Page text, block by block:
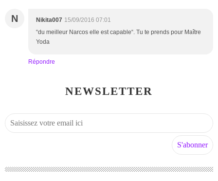
N Nikita007 15/09/2016 07:01
“du meilleur Narcos elle est capable“. Tu te prends pour Maître
Yoda
Répondre
NEWSLETTER